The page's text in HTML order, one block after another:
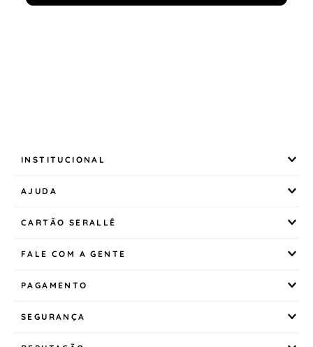
INSTITUCIONAL
AJUDA
CARTÃO SERALLÊ
FALE COM A GENTE
PAGAMENTO
SEGURANÇA